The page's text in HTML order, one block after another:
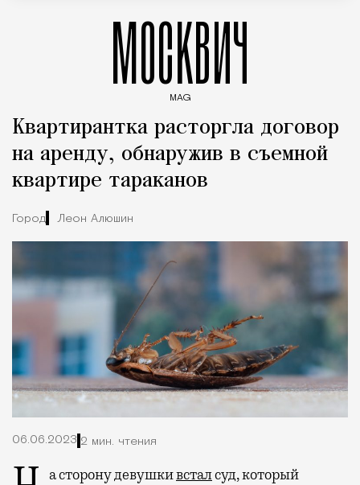
МОСКВИЧ
MAG
Квартирантка расторгла договор
на аренду, обнаружив в съемной
квартире тараканов
Город Леон Алюшин
06.06.2023 2 мин. чтения
На сторону девушкивсталсуд, который